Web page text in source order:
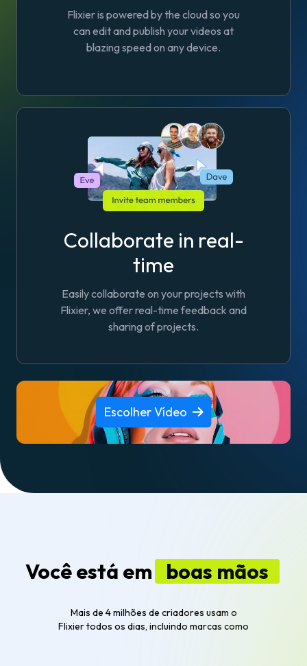
Flixier is powered by the cloud so you
can edit and publish your videos at
blazing speed on any device.
Collaborate in real-
time
Easily collaborate on your projects with
Flixier, we offer real-time feedback and
sharing of projects.
Escolher Vídeo
Você está em boas mãos
Mais de 4 milhões de criadores usam o
Flixier todos os dias, incluindo marcas como